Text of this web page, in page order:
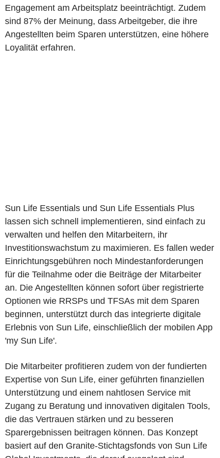
Engagement am Arbeitsplatz beeinträchtigt. Zudem
sind 87% der Meinung, dass Arbeitgeber, die ihre
Angestellten beim Sparen unterstützen, eine höhere
Loyalität erfahren.
Sun Life Essentials und Sun Life Essentials Plus
lassen sich schnell implementieren, sind einfach zu
verwalten und helfen den Mitarbeitern, ihr
Investitionswachstum zu maximieren. Es fallen weder
Einrichtungsgebühren noch Mindestanforderungen
für die Teilnahme oder die Beiträge der Mitarbeiter
an. Die Angestellten können sofort über registrierte
Optionen wie RRSPs und TFSAs mit dem Sparen
beginnen, unterstützt durch das integrierte digitale
Erlebnis von Sun Life, einschließlich der mobilen App
'my Sun Life'.
Die Mitarbeiter profitieren zudem von der fundierten
Expertise von Sun Life, einer geführten finanziellen
Unterstützung und einem nahtlosen Service mit
Zugang zu Beratung und innovativen digitalen Tools,
die das Vertrauen stärken und zu besseren
Sparergebnissen beitragen können. Das Konzept
basiert auf den Granite-Stichtagsfonds von Sun Life